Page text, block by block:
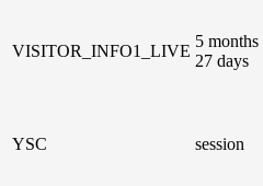
VISITOR_INFO1_LIVE
5 months
27 days
YSC session